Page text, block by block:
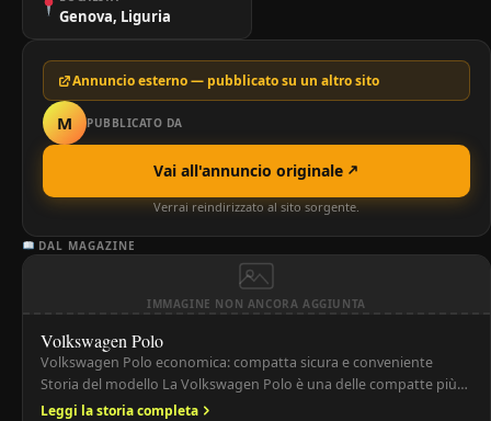
Genova, Liguria
Annuncio esterno — pubblicato su un altro sito
M PUBBLICATO DA
Vai all'annuncio originale
Verrai reindirizzato al sito sorgente.
DAL MAGAZINE
IMMAGINE NON ANCORA AGGIUNTA
Volkswagen Polo
Volkswagen Polo economica: compatta sicura e conveniente
Storia del modello La Volkswagen Polo è una delle compatte più
amate in Europa, introdotta nel 1975 come risposta economica
Leggi la storia completa